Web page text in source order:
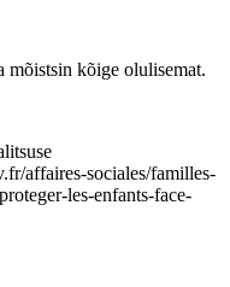
kõige olulisemat.
affaires-sociales/familles-
les-enfants-face-